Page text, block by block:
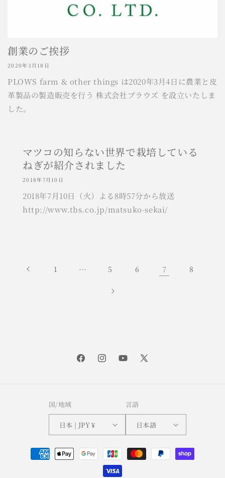
創業のご挨拶
2020年3月18日
PLOWS farm & other things は2020年3月4日に農業と皮
革製品の製造販売を行う 株式会社プラウズ を設立いたしま
した。
マツコの知らない世界で栽培している
ねぎが紹介されました
2018年7月10日
2018年7月10日（火）よる8時57分から放送
http://www.tbs.co.jp/matsuko-sekai/
1 … 5 6 7 8
FacebookInstagramYouTube
X
国/地域
日本 | JPY ¥
言語
日本語